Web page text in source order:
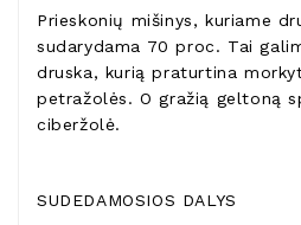
Prieskonių mišinys, kuriame
sudarydama 70 proc. Tai
druska, kurią praturtina
petražolės. O gražią geltoną
ciberžolė.
SUDEDAMOSIOS DALYS